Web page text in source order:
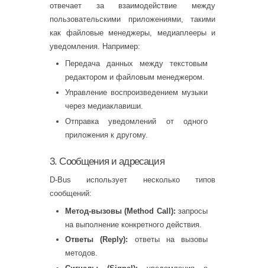
отвечает за взаимодействие между
пользовательскими приложениями, такими
как файловые менеджеры, медиаплееры и
уведомления. Например:
Передача данных между текстовым
редактором и файловым менеджером.
Управление воспроизведением музыки
через медиаклавиши.
Отправка уведомлений от одного
приложения к другому.
3. Сообщения и адресация
D-Bus использует несколько типов
сообщений:
Метод-вызовы (Method Call): запросы
на выполнение конкретного действия.
Ответы (Reply): ответы на вызовы
методов.